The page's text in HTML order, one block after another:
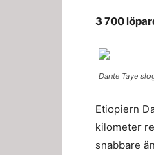
3 700
Dante Taye
Etiopiern
kilometer
snabbare